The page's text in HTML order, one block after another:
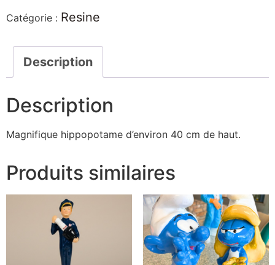
Catégorie : Resine
Description
Description
Magnifique hippopotame d’environ 40 cm de haut.
Produits similaires